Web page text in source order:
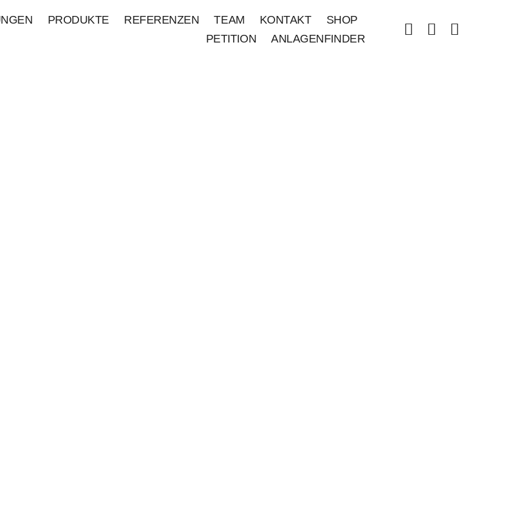
PRODUKTE REFERENZEN TEAM KONTAKT
SHOP
PETITION
ANLAGENFINDER